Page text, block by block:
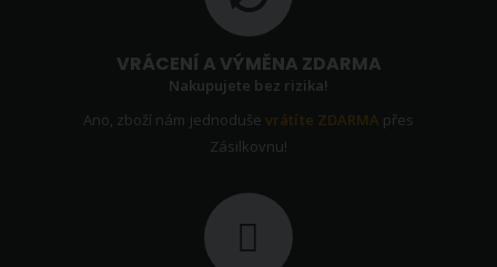
VRÁCENÍ A VÝMĚNA ZDARMA
Nakupujete bez rizika!
Ano, zboží nám jednoduševrátíte ZDARMA přes
Zásilkovnu!